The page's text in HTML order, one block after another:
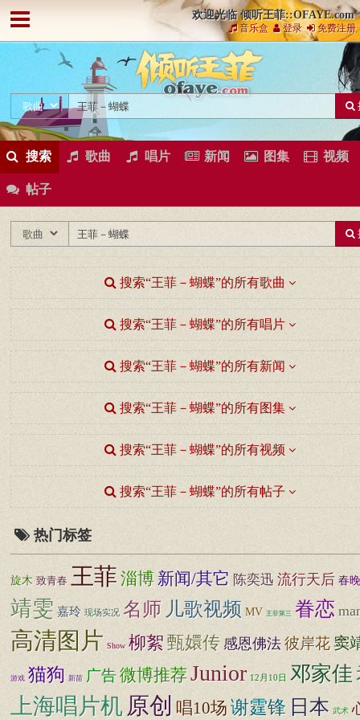
欢迎光临 倾听王菲::OFAYE.com
音乐盒 登录 免费注册
搜索 歌曲 唱片 新闻 图集 视频
帖子
搜索“王菲－蝴蝶”的所有歌曲
搜索“王菲－蝴蝶”的所有唱片
搜索“王菲－蝴蝶”的所有新闻
搜索“王菲－蝴蝶”的所有图集
搜索“王菲－蝴蝶”的所有视频
搜索“王菲－蝴蝶”的所有帖子
热门标签
旋木 致青春 王菲淄博 新闻/其它 陈奕迅 流行天后 春晚
靖雯 嘉玲 现场实况 名师 儿歌视频 MV 王菲第三 眷恋
高清图片 Show 柳絮甄嬛传 感恩佛法 彼岸花窦
游戏 猫狗 新苗 广告微博推荐Junior 12月10日 邓家佳
上海唱片机 原创 唱10场谢霆锋 日本 武术